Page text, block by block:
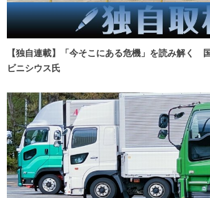
【独自連載】「今そこにある危機」を読み解く
ビニシウス氏